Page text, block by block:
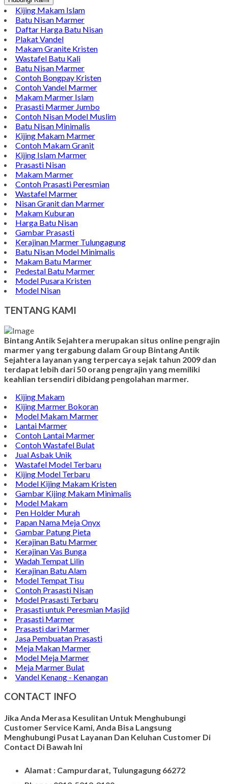
Kijing Makam Islam
Batu Nisan Marmer
Daftar Harga Batu Nisan
Plakat Vandel
Makam Granite Kristen
Wastafel Batu Kali
Batu Nisan Marmer
Contoh Bongpay Kristen
Contoh Vandel Marmer
Makam Marmer Islam
Prasasti Marmer Jumbo
Contoh Nisan Model Muslim
Batu Nisan Minimalis
Kijing Makam Marmer
Contoh Makam Granit
Kijing Islam Marmer
Prasasti Nisan
Makam Marmer
Contoh Prasasti Peresmian
Wastafel Marmer
Nisan Granit dan Marmer
Makam Kuburan
Harga Batu Nisan
Gambar Prasasti
Kerajinan Marmer Tulungagung
Batu Nisan Model Minimalis
Makam Batu Marmer
Pedestal Batu Marmer
Model Pusara Kristen
Model Nisan
TENTANG KAMI
Bintang Antik Sejahtera merupakan situs online pengrajin
marmer yang tergabung dalam Group Bintang Antik
Sejahtera layanan yang terpercaya sejak tahun 2009 dan
terdapat lebih dari 50 orang pengrajin yang memiliki
keahlian tersendiri dibidang pengolahan marmer.
Kijing Makam
Kijing Marmer Bokoran
Model Makam Marmer
Lantai Marmer
Contoh Lantai Marmer
Contoh Wastafel Bulat
Jual Asbak Unik
Wastafel Model Terbaru
Kijing Model Terbaru
Model Kijing Makam Kristen
Gambar Kijing Makam Minimalis
Model Makam
Pen Holder Murah
Papan Nama Meja Onyx
Gambar Patung Pieta
Kerajinan Batu Marmer
Kerajinan Vas Bunga
Wadah Tempat Lilin
Kerajinan Batu Alam
Model Tempat Tisu
Contoh Prasasti Nisan
Model Prasasti Terbaru
Prasasti untuk Peresmian Masjid
Prasasti Marmer
Prasasti dari Marmer
Jasa Pembuatan Prasasti
Meja Makan Marmer
Model Meja Marmer
Meja Marmer Bulat
Vandel Kenang - Kenangan
CONTACT INFO
Jika Anda Merasa Kesulitan Untuk Menghubungi
Customer Service Kami, Anda Bisa Langsung
Menghubungi Pusat Layanan Dan Keluhan Customer Di
Contact Di Bawah Ini
Alamat : Campurdarat, Tulungagung 66272